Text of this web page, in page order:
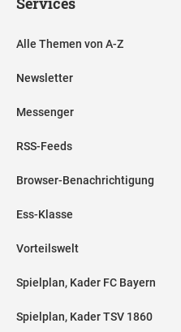
Alle Themen von A-Z
Newsletter
Messenger
RSS-Feeds
Browser-Benachrichtigung
Ess-Klasse
Vorteilswelt
Spielplan, Kader FC Bayern
Spielplan, Kader TSV 1860